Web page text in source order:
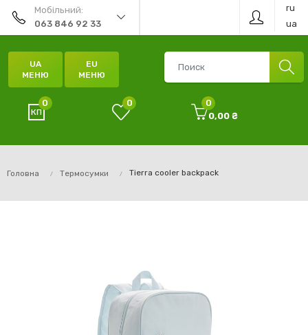
Мобільний:
063 846 92 33
ru
ua
UA
МЕНЮ
EU
МЕНЮ
0 0
0
0,00 ₴
Головна Термосумки Tierra cooler backpack